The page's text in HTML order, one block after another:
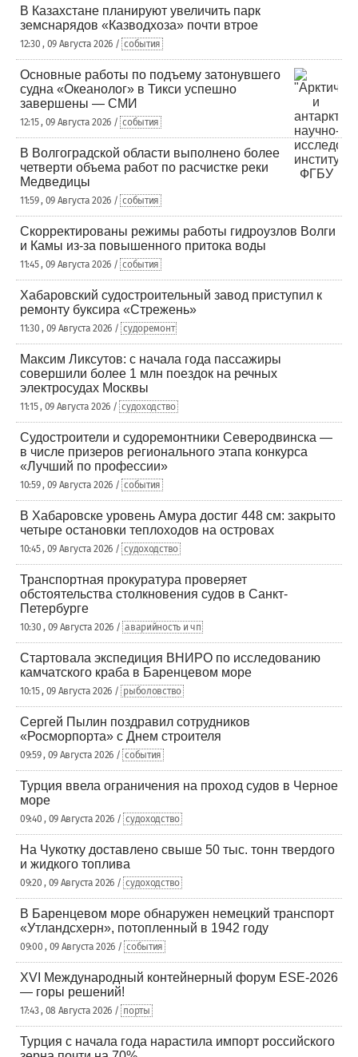
В Казахстане планируют увеличить парк
земснарядов «Казводхоза» почти втрое
12:30 , 09 Августа 2026 / события
Основные работы по подъему затонувшего
судна «Океанолог» в Тикси успешно
завершены — СМИ
12:15 , 09 Августа 2026 / события
В Волгоградской области выполнено более
четверти объема работ по расчистке реки
Медведицы
11:59 , 09 Августа 2026 / события
Скорректированы режимы работы гидроузлов Волги
и Камы из-за повышенного притока воды
11:45 , 09 Августа 2026 / события
Хабаровский судостроительный завод приступил к
ремонту буксира «Стрежень»
11:30 , 09 Августа 2026 / судоремонт
Максим Ликсутов: с начала года пассажиры
совершили более 1 млн поездок на речных
электросудах Москвы
11:15 , 09 Августа 2026 / судоходство
Судостроители и судоремонтники Северодвинска —
в числе призеров регионального этапа конкурса
«Лучший по профессии»
10:59 , 09 Августа 2026 / события
В Хабаровске уровень Амура достиг 448 см: закрыто
четыре остановки теплоходов на островах
10:45 , 09 Августа 2026 / судоходство
Транспортная прокуратура проверяет
обстоятельства столкновения судов в Санкт-
Петербурге
10:30 , 09 Августа 2026 / аварийность и чп
Стартовала экспедиция ВНИРО по исследованию
камчатского краба в Баренцевом море
10:15 , 09 Августа 2026 / рыболовство
Сергей Пылин поздравил сотрудников
«Росморпорта» с Днем строителя
09:59 , 09 Августа 2026 / события
Турция ввела ограничения на проход судов в Черное
море
09:40 , 09 Августа 2026 / судоходство
На Чукотку доставлено свыше 50 тыс. тонн твердого
и жидкого топлива
09:20 , 09 Августа 2026 / судоходство
В Баренцевом море обнаружен немецкий транспорт
«Утландсхерн», потопленный в 1942 году
09:00 , 09 Августа 2026 / события
XVI Международный контейнерный форум ESE-2026
— горы решений!
17:43 , 08 Августа 2026 / порты
Турция с начала года нарастила импорт российского